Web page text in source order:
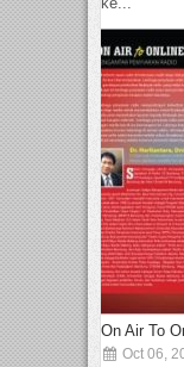
On Air To
Oct 06,